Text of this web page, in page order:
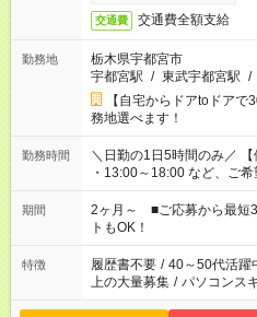
交通費 交通費全額支給
勤務地
栃木県宇都宮市
宇都宮駅 / 東武宇都宮駅 /
【自宅からドアtoドア
務地選べます！
勤務時間
＼日勤の1日5時間のみ／
・13:00～18:00 など、ご
「家族とお休みを合わせた
「できれば残業はしたくな
ださいね。 ※Wワーク希望の方へ 今ご覧のお仕事で希望する勤
務時間と、もう1つのお仕
える場合は応募できません
期間
2ヶ月～ ■ご応募から最短
トもOK！
特徴 履歴書不要 / 40～50代活躍
上の大量募集 / パソコンス